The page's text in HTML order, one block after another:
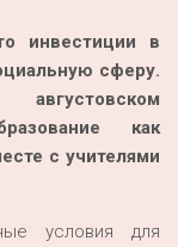
инвестиции в
сферу.
как
с учителями
условия для